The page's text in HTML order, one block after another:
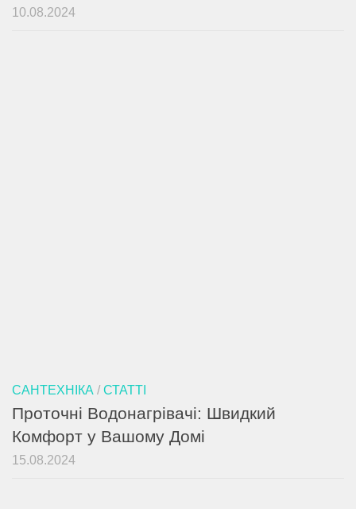
10.08.2024
САНТЕХНІКА / СТАТТІ
Проточні Водонагрівачі: Швидкий
Комфорт у Вашому Домі
15.08.2024